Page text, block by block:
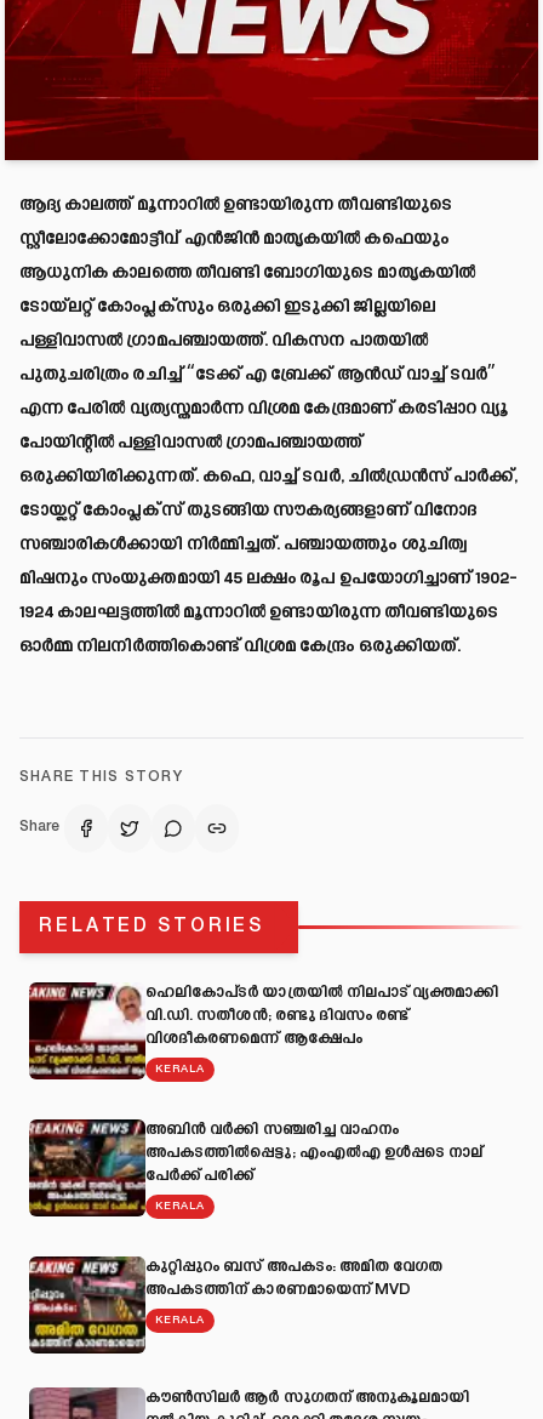
ആദ്യ കാലത്ത് മൂന്നാറിൽ ഉണ്ടായിരുന്ന തീവണ്ടിയുടെ
സ്റ്റീലോക്കോമോട്ടീവ് എൻജിൻ മാതൃകയിൽ കഫെയും
ആധുനിക കാലത്തെ തീവണ്ടി ബോഗിയുടെ മാതൃകയിൽ
ടോയ്‌ലറ്റ് കോംപ്ലക്‌സും ഒരുക്കി ഇടുക്കി ജില്ലയിലെ
പള്ളിവാസൽ ഗ്രാമപഞ്ചായത്ത്. വികസന പാതയിൽ
പുതുചരിത്രം രചിച്ച് “ടേക്ക് എ ബ്രേക്ക്‌ ആൻഡ് വാച്ച് ടവർ”
എന്ന പേരിൽ വ്യത്യസ്തമാർന്ന വിശ്രമ കേന്ദ്രമാണ് കരടിപ്പാറ വ്യൂ
പോയിന്റിൽ പള്ളിവാസൽ ഗ്രാമപഞ്ചായത്ത്
ഒരുക്കിയിരിക്കുന്നത്. കഫെ, വാച്ച് ടവർ, ചിൽഡ്രൻസ് പാർക്ക്,
ടോയ്ലറ്റ് കോംപ്ലക്സ് തുടങ്ങിയ സൗകര്യങ്ങളാണ് വിനോദ
സഞ്ചാരികൾക്കായി നിർമ്മിച്ചത്. പഞ്ചായത്തും ശുചിത്വ
മിഷനും സംയുക്തമായി 45 ലക്ഷം രൂപ ഉപയോഗിച്ചാണ് 1902-
1924 കാലഘട്ടത്തിൽ മൂന്നാറിൽ ഉണ്ടായിരുന്ന തീവണ്ടിയുടെ
ഓർമ്മ നിലനിർത്തികൊണ്ട് വിശ്രമ കേന്ദ്രം ഒരുക്കിയത്.
SHARE THIS STORY
Share
RELATED STORIES
ഹെലികോപ്ടർ യാത്രയിൽ നിലപാട് വ്യക്തമാക്കി
വി.ഡി. സതീശൻ; രണ്ടു ദിവസം രണ്ട്
വിശദീകരണമെന്ന് ആക്ഷേപം
KERALA
അബിന്‍ വര്‍ക്കി സഞ്ചരിച്ച വാഹനം
അപകടത്തില്‍പ്പെട്ടു; എംഎല്‍എ ഉള്‍പ്പടെ നാല്
പേര്‍ക്ക് പരിക്ക്
KERALA
കുറ്റിപ്പുറം ബസ് അപകടം: അമിത വേഗത
അപകടത്തിന് കാരണമായെന്ന് MVD
KERALA
കൗൺസിലർ ആർ സുഗതന് അനുകൂലമായി